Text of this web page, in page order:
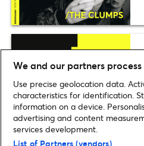
We and our partners
Use precise geolocation data.
characteristics for identification.
information on a device.
advertising and content
services development.
List of Partners (vendors)